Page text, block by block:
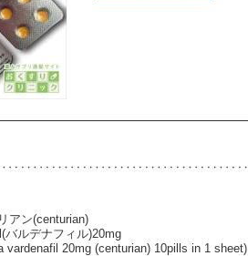
アン(centurian)
バルデナフィル)20mg
vardenafil 20mg (centurian) 10pills in 1 sheet)